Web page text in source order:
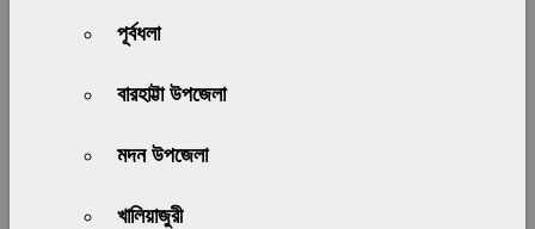
পূর্বধলা
বারহাট্টা উপজেলা
মদন উপজেলা
খালিয়াজুরী